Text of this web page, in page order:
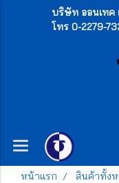
บริษัท ออนเทค
โทร 0-2279-
หน้าแรก สินค้าทั้ง